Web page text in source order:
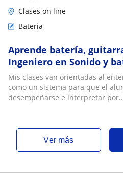
Clases on line
Bateria
Aprende batería,
Ingeniero en Sonido y
de experiencia, discos
Mis clases van orientadas al
como un sistema para que el
desempeñarse e interpretar
ver más